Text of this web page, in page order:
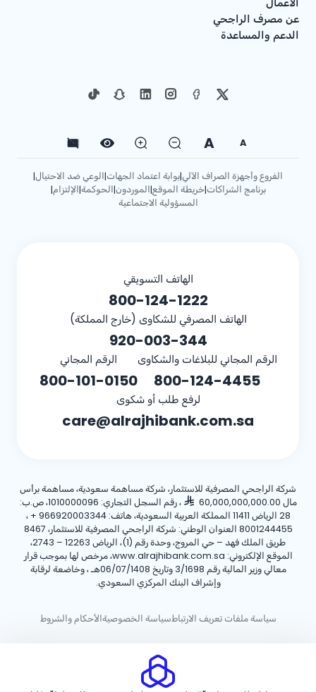
عن مصرف الراجحي
الدعم والمساعدة
A
A
الفروع وأجهزة الصراف الآلي|بوابة اعتماد الجهات|الوعي ضد الاحتيال|
برنامج الشراكات|خريطة الموقع|الموردون|الحوكمة|الإلتزام|
المسؤولية الاجتماعية
الهاتف التسويقي
800-124-1222
الهاتف المصرفي للشكاوى (خارج المملكة)
920-003-344
الرقم المجاني للبلاغات والشكاوى
800-124-4455
الرقم المجاني
800-101-0150
لرفع طلب أو شكوى
care@alrajhibank.com.sa
شركة الراجحي المصرفية للاستثمار، شركة مساهمة سعودية، مساهمة برأس
مال 60,000,000,000.00
، رقم السجل التجاري: 1010000096، ص.ب:
28 الرياض 11411 المملكة العربية السعودية، هاتف:
+ 966920003344 ،
8001244455 العنوان الوطني: شركة الراجحي المصرفية للاستثمار، 8467
طريق الملك فهد – حي المروج، وحدة رقم (1)، الرياض 12263 – 2743،
الموقع الإلكتروني: www.alrajhibank.com.sa، مرخص لها بموجب قرار
معالي وزير المالية رقم 3/1698 وتاريخ 06/07/1408هـ ، وخاضعة لرقابة
وإشراف البنك المركزي السعودي.
سياسة ملفات تعريف الارتباطسياسة الخصوصيةالأحكام والشروط